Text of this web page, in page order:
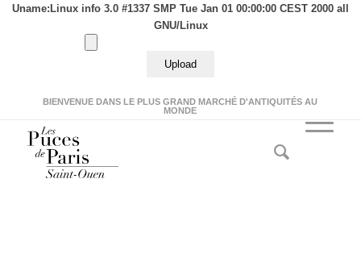
Uname:Linux info 3.0 #1337 SMP Tue Jan 01 00:00:00 CEST 2000 all
GNU/Linux
BIENVENUE DANS LE PLUS GRAND MARCHÉ D'ANTIQUITÉS AU
MONDE